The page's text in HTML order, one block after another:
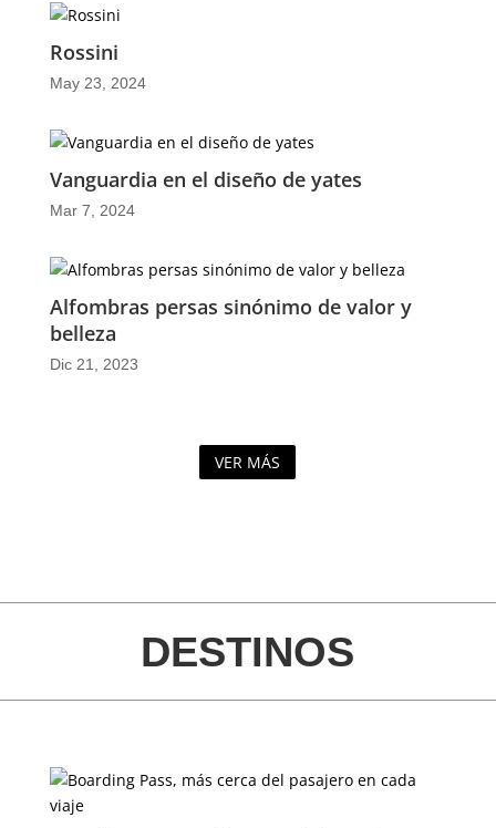
Rossini
May 23, 2024
Vanguardia en el diseño de yates
Mar 7, 2024
Alfombras persas sinónimo de valor y
belleza
Dic 21, 2023
VER MÁS
DESTINOS